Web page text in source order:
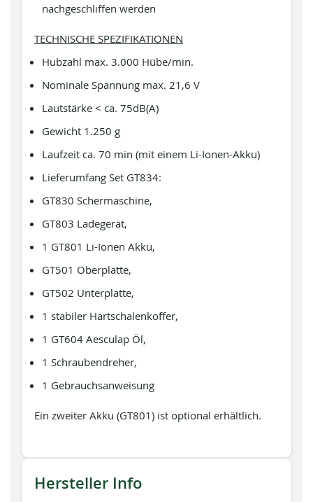
nachgeschliffen werden
TECHNISCHE SPEZIFIKATIONEN
Hubzahl max. 3.000 Hübe/min.
Nominale Spannung max. 21,6 V
Lautstärke < ca. 75dB(A)
Gewicht 1.250 g
Laufzeit ca. 70 min (mit einem Li-Ionen-Akku)
Lieferumfang Set GT834:
GT830 Schermaschine,
GT803 Ladegerät,
1 GT801 Li-Ionen Akku,
GT501 Oberplatte,
GT502 Unterplatte,
1 stabiler Hartschalenkoffer,
1 GT604 Aesculap Öl,
1 Schraubendreher,
1 Gebrauchsanweisung
Ein zweiter Akku (GT801) ist optional erhältlich.
Hersteller Info